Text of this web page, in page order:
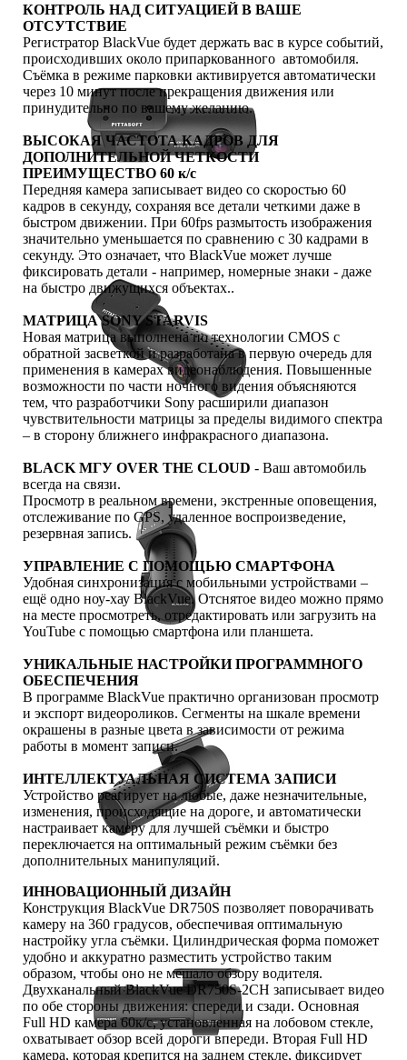
КОНТРОЛЬ НАД СИТУАЦИЕЙ В ВАШЕ
ОТСУТСТВИЕ
Регистратор BlackVue будет держать вас в курсе событий,
происходивших около припаркованного автомобиля.
Съёмка в режиме парковки активируется автоматически
через 10 минут после прекращения движения или
принудительно по вашему желанию.
ВЫСОКАЯ ЧАСТОТА КАДРОВ ДЛЯ
ДОПОЛНИТЕЛЬНОЙ ЧЕТКОСТИ
ПРЕИМУЩЕСТВО 60 к/с
Передняя камера записывает видео со скоростью 60
кадров в секунду, сохраняя все детали четкими даже в
быстром движении. При 60fps размытость изображения
значительно уменьшается по сравнению с 30 кадрами в
секунду. Это означает, что BlackVue может лучше
фиксировать детали - например, номерные знаки - даже
на быстро движущихся объектах..
МАТРИЦА SONY STARVIS
Новая матрица выполнена по технологии CMOS с
обратной засветкой и разработана в первую очередь для
применения в камерах видеонаблюдения. Повышенные
возможности по части ночного видения объясняются
тем, что разработчики Sony расширили диапазон
чувствительности матрицы за пределы видимого спектра
– в сторону ближнего инфракрасного диапазона.
BLACK МГУ OVER THE CLOUD - Ваш автомобиль
всегда на связи.
Просмотр в реальном времени, экстренные оповещения,
отслеживание по GPS, удаленное воспроизведение,
резервная запись.
УПРАВЛЕНИЕ С ПОМОЩЬЮ СМАРТФОНА
Удобная синхронизация с мобильными устройствами –
ещё одно ноу-хау BlackVue. Отснятое видео можно прямо
на месте просмотреть, отредактировать или загрузить на
YouTube с помощью смартфона или планшета.
УНИКАЛЬНЫЕ НАСТРОЙКИ ПРОГРАММНОГО
ОБЕСПЕЧЕНИЯ
В программе BlackVue практично организован просмотр
и экспорт видеороликов. Сегменты на шкале времени
окрашены в разные цвета в зависимости от режима
работы в момент записи.
ИНТЕЛЛЕКТУАЛЬНАЯ СИСТЕМА ЗАПИСИ
Устройство реагирует на любые, даже незначительные,
изменения, происходящие на дороге, и автоматически
настраивает камеру для лучшей съёмки и быстро
переключается на оптимальный режим съёмки без
дополнительных манипуляций.
ИННОВАЦИОННЫЙ ДИЗАЙН
Конструкция BlackVue DR750S позволяет поворачивать
камеру на 360 градусов, обеспечивая оптимальную
настройку угла съёмки. Цилиндрическая форма поможет
удобно и аккуратно разместить устройство таким
образом, чтобы оно не мешало обзору водителя.
Двухканальный BlackVue DR750S-2CH записывает видео
по обе стороны движения: спереди и сзади. Основная
Full HD камера 60к/с, установленная на лобовом стекле,
охватывает обзор всей дороги впереди. Вторая Full HD
камера, которая крепится на заднем стекле, фиксирует